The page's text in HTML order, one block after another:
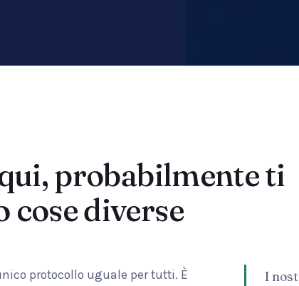
probabilmente ti
cose diverse
protocollo uguale per tutti. È
I